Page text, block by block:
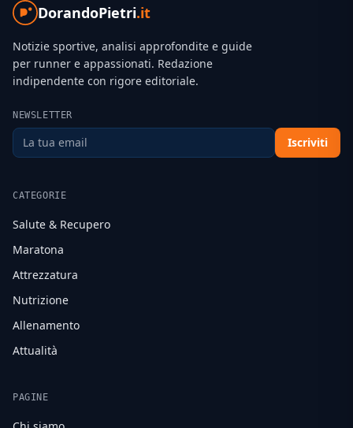
DorandoPietri.it
Notizie sportive, analisi approfondite e guide
per runner e appassionati. Redazione
indipendente con rigore editoriale.
NEWSLETTER
Iscriviti
CATEGORIE
Salute & Recupero
Maratona
Attrezzatura
Nutrizione
Allenamento
Attualità
PAGINE